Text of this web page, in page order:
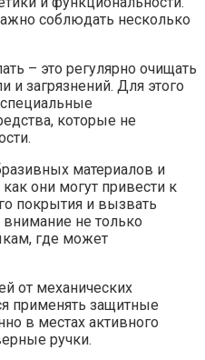
соблюдать несколько
– это регулярно очищать
и загрязнений. Для этого
которые не
материалов и
они могут привести к
покрытия и вызвать
не только
где может
от механических
применять защитные
в местах активного
ручки.